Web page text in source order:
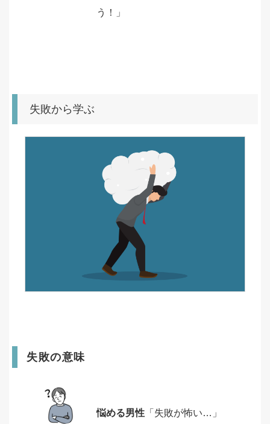
う！」
失敗から学ぶ
失敗の意味
悩める男性「失敗が怖い…」